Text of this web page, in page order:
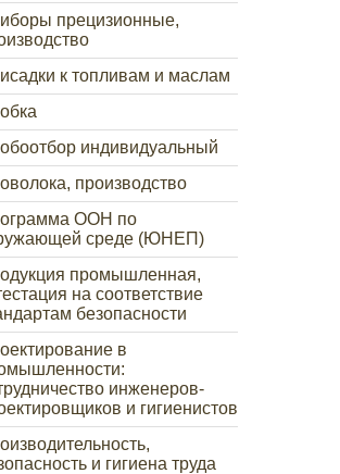
прецизионные,
к топливам и маслам
индивидуальный
производство
ООН по
среде (ЮНЕП)
промышленная,
на соответствие
безопасности
в
инженеров-
и гигиенистов
и гигиена труда